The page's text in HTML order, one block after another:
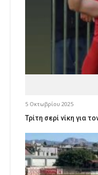
5 Οκτωβρίου 2025
Τρίτη σερί νίκη για